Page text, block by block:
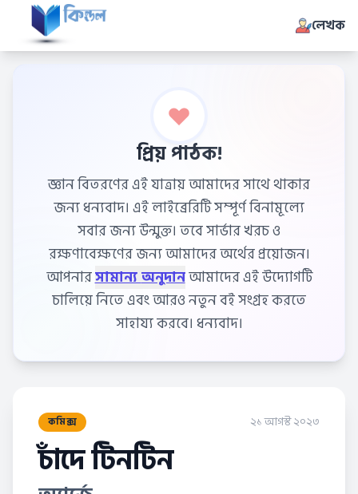
লেখক
প্রিয় পাঠক!
জ্ঞান বিতরণের এই যাত্রায় আমাদের সাথে থাকার
জন্য ধন্যবাদ। এই লাইব্রেরিটি সম্পূর্ণ বিনামূল্যে
সবার জন্য উন্মুক্ত। তবে সার্ভার খরচ ও
রক্ষণাবেক্ষণের জন্য আমাদের অর্থের প্রয়োজন।
আপনার
সামান্য অনুদানআমাদের এই উদ্যোগটি
চালিয়ে নিতে এবং আরও নতুন বই সংগ্রহ করতে
সাহায্য করবে। ধন্যবাদ।
কমিক্স ২১ আগস্ট ২০২৩
চাঁদে টিনটিন